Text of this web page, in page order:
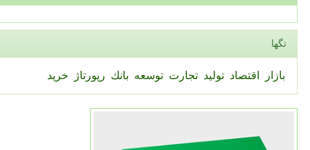
تگها
بازار اقتصاد تولید تجارت توسعه بانك رپورتاژ خرید